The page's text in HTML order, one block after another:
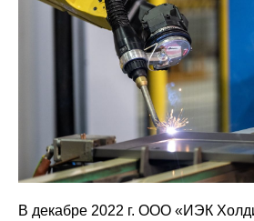
В декабре 2022 г. ООО «ИЭК